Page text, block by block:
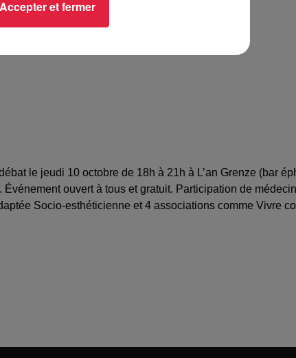
le jeudi 10 octobre de 18h à 21h à L’an Grenze (bar
ouvert à tous et gratuit. Participation de
Socio-esthéticienne et 4 associations comme Vivre
Accepter et fermer